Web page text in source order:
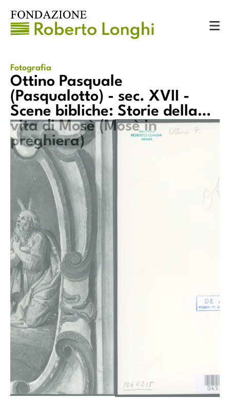
- sec. XVII - Scene bibliche:
(Mosè in preghiera)
Ottino Pasquale (Pasqualotto)
Storie della vita di Mosè
Ottino Pasquale
(Pasqualotto) - sec. XVII -
Scene bibliche: Storie della
vita di Mosè (Mosè in
preghiera)
Fotografia